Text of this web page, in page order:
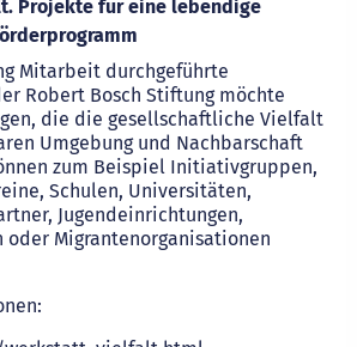
Projekte für eine lebendige
Mitarbeit durchgeführte
Robert Bosch Stiftung möchte
die die gesellschaftliche Vielfalt
Umgebung und Nachbarschaft
zum Beispiel Initiativgruppen,
Schulen, Universitäten,
Jugendeinrichtungen,
oder Migrantenorganisationen